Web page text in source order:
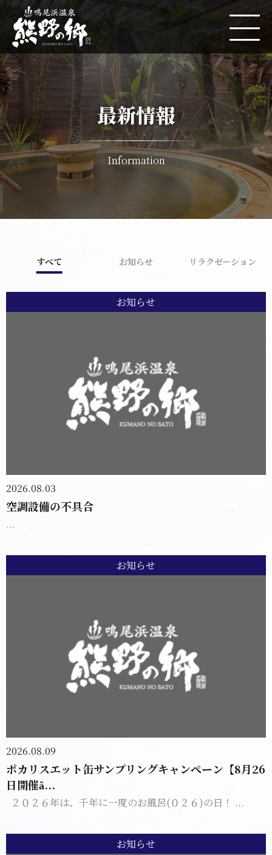
最新情報
Information
すべて お知らせ リラクゼーション
お知らせ
2026.08.03
空調設備の不具合
...
お知らせ
2026.08.09
ポカリスエット缶サンプリングキャンペーン【8月26
日開催ȃ...
２０２６年は、千年に一度のお風呂(０２６)の日！ ...
お知らせ